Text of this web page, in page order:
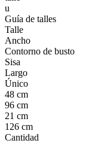
u
Guía de talles
Talle
Ancho
Contorno de busto
Sisa
Largo
Único
48 cm
96 cm
21 cm
126 cm
Cantidad